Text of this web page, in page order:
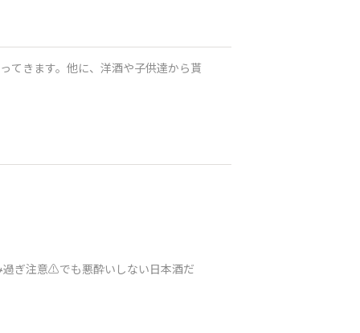
てきます。他に、洋酒や子供達から貰
ぎ注意⚠️でも悪酔いしない日本酒だ